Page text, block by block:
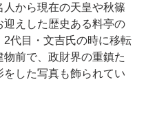
人から現在の天皇や秋篠
迎えした歴史ある料亭の
2代目・文吉氏の時に移転
物前で、政財界の重鎮た
をした写真も飾られてい